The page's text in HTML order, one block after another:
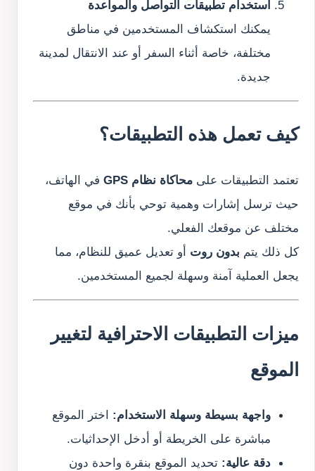
استخدام تطبيقات التواصل والمواعدة
يمكنك استكشاف المستخدمين في مناطق
مختلفة، خاصة أثناء السفر أو عند الانتقال لمدينة
جديدة.
كيف تعمل هذه التطبيقات؟
تعتمد التطبيقات على محاكاة نظام GPS
في الهاتف،
حيث ترسل إشارات وهمية توحي بأنك في موقع
مختلف عن موقعك الفعلي.
كل ذلك يتم بدون روت أو تعديل عميق للنظام، مما
يجعل العملية آمنة وسهلة لجميع المستخدمين.
ميزات التطبيقات الاحترافية لتغيير
الموقع
واجهة بسيطة وسهلة الاستخدام: اختر الموقع
مباشرة على الخريطة أو أدخل الإحداثيات.
دقة عالية: تحديد الموقع بنقرة واحدة دون